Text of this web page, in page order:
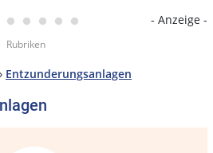
- Anzeige -
Rubriken
› Entzunderungsanlagen